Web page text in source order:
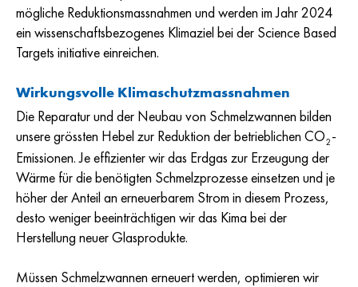
mögliche Reduktionsmassnahmen und werden im Jahr 2024
ein wissenschaftsbezogenes Klimaziel bei der Science Based
Targets initiative einreichen.
Wirkungsvolle Klimaschutzmassnahmen
Die Reparatur und der Neubau von Schmelzwannen bilden
unsere grössten Hebel zur Reduktion der betrieblichen CO2 -
Emissionen. Je effizienter wir das Erdgas zur Erzeugung der
Wärme für die benötigten Schmelzprozesse einsetzen und je
höher der Anteil an erneuerbarem Strom in diesem Prozess,
desto weniger beeinträchtigen wir das Kima bei der
Herstellung neuer Glasprodukte.
Müssen Schmelzwannen erneuert werden, optimieren wir